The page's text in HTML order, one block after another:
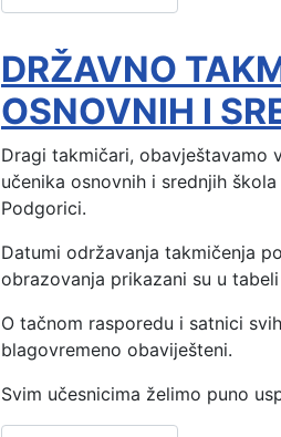
DRŽAVNO
OSNOVNIH I
Dragi takmičari, obavještavamo
učenika osnovnih i srednjih
Podgorici.
Datumi održavanja takmičenja
obrazovanja prikazani su u
O tačnom rasporedu i satnici
blagovremeno obaviješteni.
Svim učesnicima želimo puno